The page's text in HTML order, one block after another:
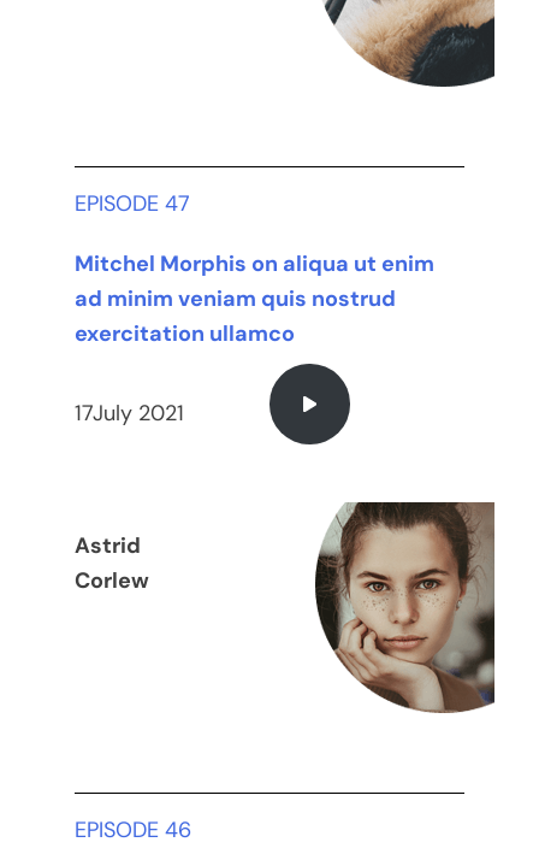
EPISODE 47
Mitchel Morphis on aliqua ut enim
ad minim veniam quis nostrud
exercitation ullamco
17July 2021
Astrid
Corlew
EPISODE 46